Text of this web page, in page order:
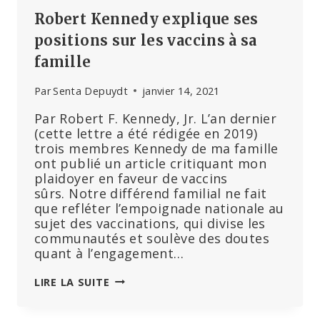
Robert Kennedy explique ses
positions sur les vaccins à sa
famille
ParSenta Depuydt janvier 14, 2021
Par Robert F. Kennedy, Jr. L’an dernier
(cette lettre a été rédigée en 2019)
trois membres Kennedy de ma famille
ont publié un article critiquant mon
plaidoyer en faveur de vaccins
sûrs. Notre différend familial ne fait
que refléter l’empoignade nationale au
sujet des vaccinations, qui divise les
communautés et soulève des doutes
quant à l’engagement…
LIRE LA SUITE ROBERT